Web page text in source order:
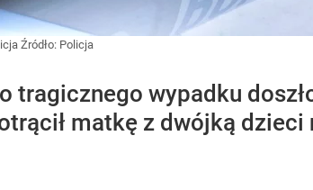
Źródło: Policja
tragicznego wypadku
matkę z dwójką dzieci